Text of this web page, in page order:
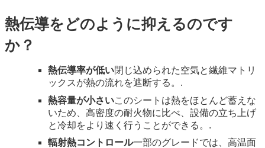
熱伝導をどのように抑えるのです
か？
熱伝導率が低い閉じ込められた空気と繊維マトリ
ックスが熱の流れを遮断する。.
熱容量が小さいこのシートは熱をほとんど蓄えな
いため、高密度の耐火物に比べ、設備の立ち上げ
と冷却をより速く行うことができる。.
輻射熱コントロール一部のグレードでは、高温面